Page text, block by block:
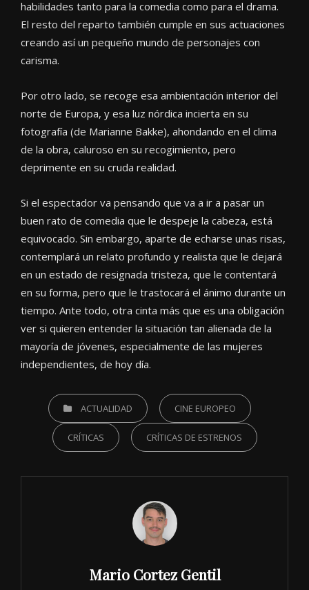
habilidades tanto para la comedia como para el drama.
El resto del reparto también cumple en sus actuaciones
creando así un pequeño mundo de personajes con
carisma.
Por otro lado, se recoge esa ambientación interior del
norte de Europa, y esa luz nórdica incierta en su
fotografía (de Marianne Bakke), ahondando en el clima
de la obra, caluroso en su recogimiento, pero
deprimente en su cruda realidad.
Si el espectador va pensando que va a ir a pasar un
buen rato de comedia que le despeje la cabeza, está
equivocado. Sin embargo, aparte de echarse unas risas,
contemplará un relato profundo y realista que le dejará
en un estado de resignada tristeza, que le contentará
en su forma, pero que le trastocará el ánimo durante un
tiempo. Ante todo, otra cinta más que es una obligación
ver si quieren entender la situación tan alienada de la
mayoría de jóvenes, especialmente de las mujeres
independientes, de hoy día.
CATEGORIESACTUALIDAD CINE EUROPEO
CRÍTICAS CRÍTICAS DE ESTRENOS
Author:
Mario Cortez Gentil